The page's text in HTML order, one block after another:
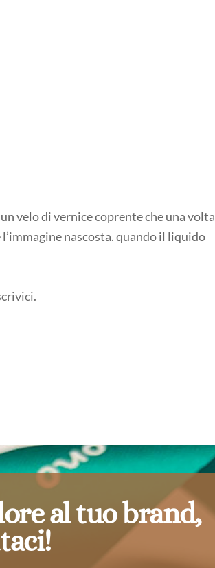
velo di vernice coprente che una volta
nascosta. quando il liquido
al tuo brand,